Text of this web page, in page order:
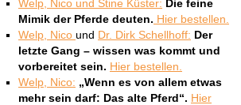
Welp, Nico und Stine Küster: Die feine
Mimik der Pferde deuten. Hier bestellen.
Welp, Nico und Dr. Dirk Schellhoff: Der
letzte Gang – wissen was kommt und
vorbereitet sein. Hier bestellen.
Welp, Nico: „Wenn es von allem etwas
mehr sein darf: Das alte Pferd“. Hier